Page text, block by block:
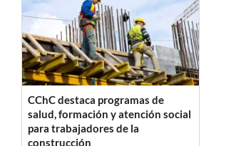
CChC destaca programas de
salud, formación y atención social
para trabajadores de la
construcción